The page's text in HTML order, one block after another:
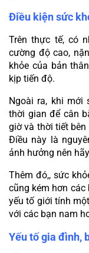
Điều kiện sức
Trên thực tế, có
cường độ cao,
khỏe của bản
kịp tiến độ.
Ngoài ra, khi mới
thời gian để cân
giờ và thời tiết bên
Điều này là
ảnh hưởng nên
Thêm đó,, sức
cũng kém hơn các
yếu tố giới tính
với các bạn nam
Yếu tố gia đình,